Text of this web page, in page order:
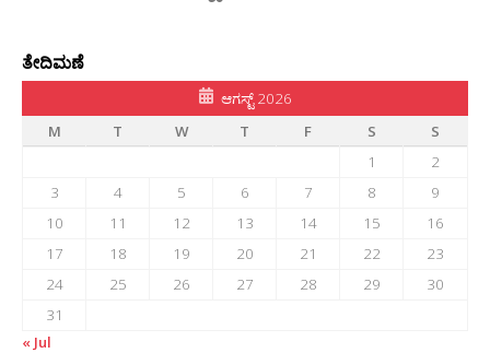
ತೇದಿಮಣೆ
ಆಗಸ್ಟ್ 2026
M
T W T F S
S
1
2
3
4 5 6 7 8
9
10
11 12 13 14 15
16
17
18 19 20 21 22
23
24
25 26 27 28 29
30
31
« Jul